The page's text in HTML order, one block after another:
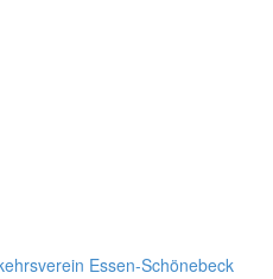
Essen-Schönebeck